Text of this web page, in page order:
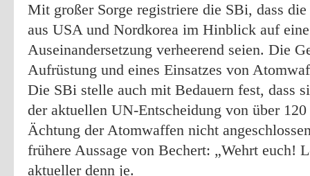
Mit großer Sorge registriere die SBi, dass
aus USA und Nordkorea im Hinblick auf
Auseinandersetzung verheerend seien. Die
Aufrüstung und eines Einsatzes von
Die SBi stelle auch mit Bedauern fest, dass
der aktuellen UN-Entscheidung von über
Ächtung der Atomwaffen nicht
frühere Aussage von Bechert: „Wehrt euch!
aktueller denn je.